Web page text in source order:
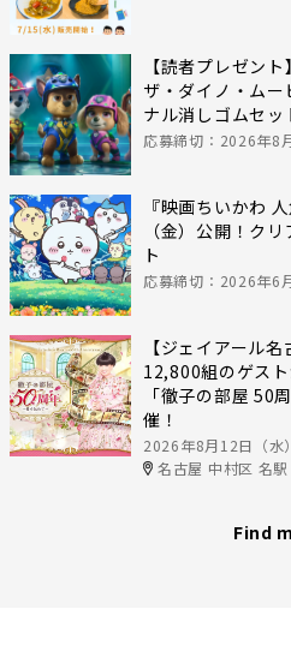
【読者プレゼン
ザ・ダイノ・ム
ナル消しゴムセ
応募締切：2026年8
『映画ちいかわ
（金）公開！ク
ト
応募締切：2026年6
【ジェイアール
12,800組のゲスト
「徹子の部屋 50
催！
2026年8月12日（水
名古屋 中村区 名駅
Find